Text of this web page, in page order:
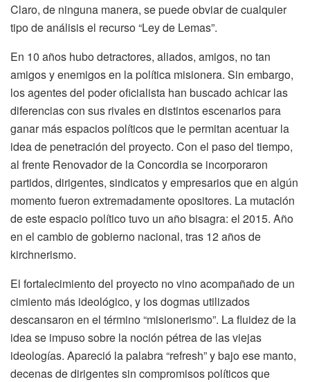
Claro, de ninguna manera, se puede obviar de cualquier
tipo de análisis el recurso “Ley de Lemas”.
En 10 años hubo detractores, aliados, amigos, no tan
amigos y enemigos en la política misionera. Sin embargo,
los agentes del poder oficialista han buscado achicar las
diferencias con sus rivales en distintos escenarios para
ganar más espacios políticos que le permitan acentuar la
idea de penetración del proyecto. Con el paso del tiempo,
al frente Renovador de la Concordia se incorporaron
partidos, dirigentes, sindicatos y empresarios que en algún
momento fueron extremadamente opositores. La mutación
de este espacio político tuvo un año bisagra: el 2015. Año
en el cambio de gobierno nacional, tras 12 años de
kirchnerismo.
El fortalecimiento del proyecto no vino acompañado de un
cimiento más ideológico, y los dogmas utilizados
descansaron en el término “misionerismo”. La fluidez de la
idea se impuso sobre la noción pétrea de las viejas
ideologías. Apareció la palabra “refresh” y bajo ese manto,
decenas de dirigentes sin compromisos políticos que